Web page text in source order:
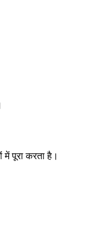
पूरा करता है।